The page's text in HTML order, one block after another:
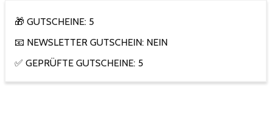
🎁 GUTSCHEINE: 5
📧 NEWSLETTER GUTSCHEIN: NEIN
✅ GEPRÜFTE GUTSCHEINE: 5